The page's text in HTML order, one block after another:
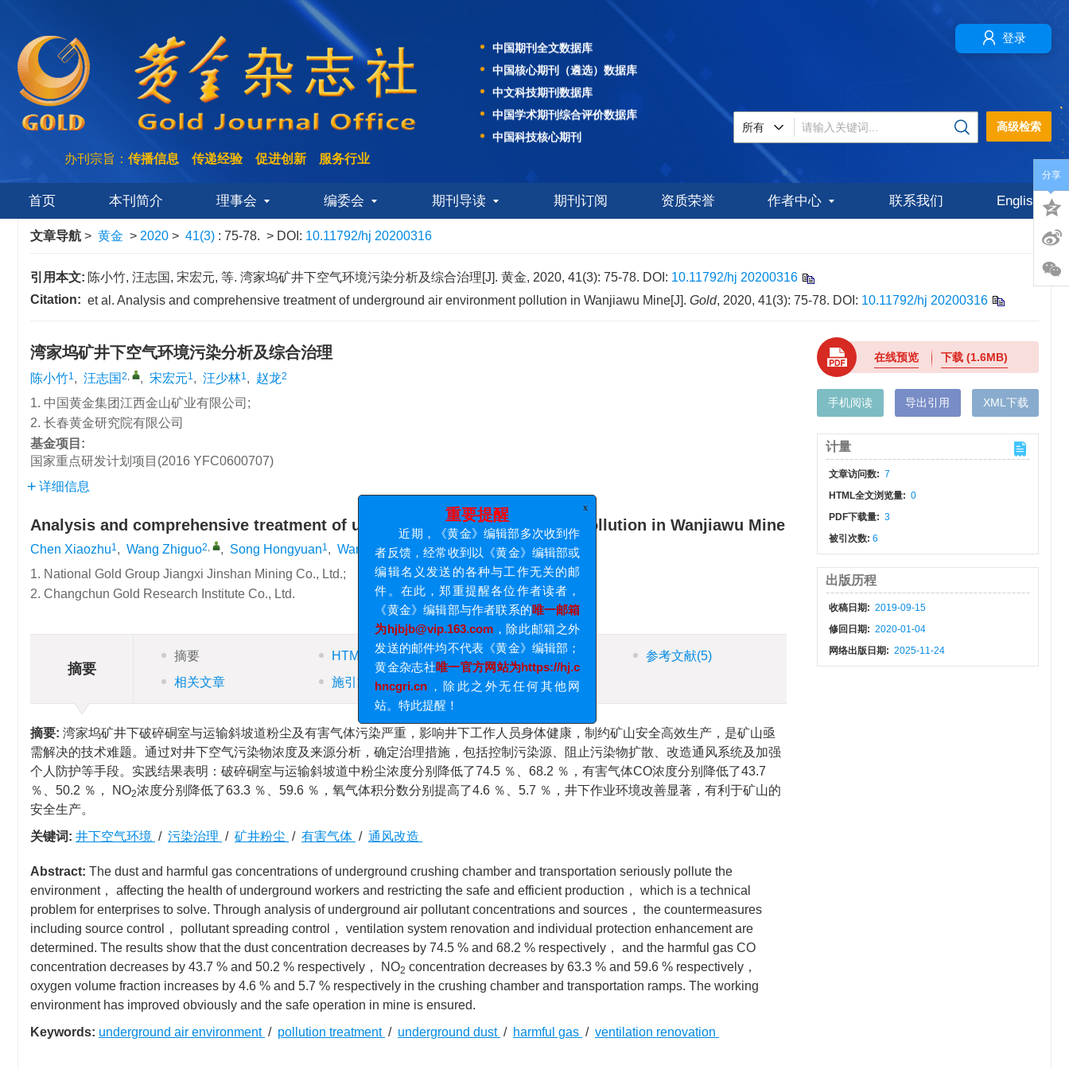
办刊宗旨： 传播信息 传递经验 促进创新 服务行业
WJCI科技期刊世界影响力指数报告
中国期刊全文数据库
中国核心期刊（遴选）数据库
中文科技期刊数据库
中国学术期刊综合评价数据库
中国科技核心期刊
日本科学技术振兴机构数据库（JST）
WJCI科技期刊世界影响力指数报告
中文科技期刊数据库
中国学术期刊综合评价数据库
登录
高级检索
首页 本刊简介 理事会 编委会 期刊导读 期刊订阅 资质荣誉 作者中心 联系我们 English
文章导航 > 黄金 > 2020 > 41(3) : 75-78. > DOI: 10.11792/hj 20200316
引用本文: 陈小竹, 汪志国, 宋宏元, 等. 湾家坞矿井下空气环境污染分析及综合治理[J]. 黄金, 2020, 41(3): 75-78. DOI: 10.11792/hj 20200316
Citation: et al. Analysis and comprehensive treatment of underground air environment pollution in Wanjiawu Mine[J]. Gold, 2020, 41(3): 75-78. DOI: 10.11792/hj 20200316
湾家坞矿井下空气环境污染分析及综合治理
陈小竹1, 汪志国2, , 宋宏元1, 汪少林1, 赵龙2
1. 中国黄金集团江西金山矿业有限公司;
2. 长春黄金研究院有限公司
基金项目:
国家重点研发计划项目(2016 YFC0600707)
详细信息
Analysis and comprehensive treatment of underground air environment pollution in Wanjiawu Mine
Chen Xiaozhu1, Wang Zhiguo2, , Song Hongyuan1, Wang Shaolin , Zhao Long2
1. National Gold Group Jiangxi Jinshan Mining Co., Ltd.;
2. Changchun Gold Research Institute Co., Ltd.
摘要
摘要 HTML全文 图(0)表(0) 参考文献(5)
相关文章
施引文献(6) 资源附件(0)
摘要: 湾家坞矿井下破碎硐室与运输斜坡道粉尘及有害气体污染严重，影响井下工作人员身体健康，制约矿山安全高效生产，是矿山亟
需解决的技术难题。通过对井下空气污染物浓度及来源分析，确定治理措施，包括控制污染源、阻止污染物扩散、改造通风系统及加强
个人防护等手段。实践结果表明：破碎硐室与运输斜坡道中粉尘浓度分别降低了74.5 ％、68.2 ％，有害气体CO浓度分别降低了43.7
％、50.2 ％， NO2浓度分别降低了63.3 ％、59.6 ％，氧气体积分数分别提高了4.6 ％、5.7 ％，井下作业环境改善显著，有利于矿山的
安全生产。
关键词: 井下空气环境 / 污染治理 / 矿井粉尘 / 有害气体 / 通风改造
Abstract: The dust and harmful gas concentrations of underground crushing chamber and transportation seriously pollute the
environment， affecting the health of underground workers and restricting the safe and efficient production， which is a technical
problem for enterprises to solve. Through analysis of underground air pollutant concentrations and sources， the countermeasures
including source control， pollutant spreading control， ventilation system renovation and individual protection enhancement are
determined. The results show that the dust concentration decreases by 74.5 % and 68.2 % respectively， and the harmful gas CO
concentration decreases by 43.7 % and 50.2 % respectively， NO2 concentration decreases by 63.3 % and 59.6 % respectively，
oxygen volume fraction increases by 4.6 % and 5.7 % respectively in the crushing chamber and transportation ramps. The working
environment has improved obviously and the safe operation in mine is ensured.
Keywords: underground air environment / pollution treatment / underground dust / harmful gas / ventilation renovation
在线预览 下载(1.6MB)
手机阅读 导出引用 XML下载
计量
文章访问数: 7
HTML全文浏览量: 0
PDF下载量: 3
被引次数:6
出版历程
收稿日期: 2019-09-15
修回日期: 2020-01-04
网络出版日期: 2025-11-24
分享
x
重要提醒
近期，《黄金》编辑部多次收到作
者反馈，经常收到以《黄金》编辑部或
编辑名义发送的各种与工作无关的邮
件。在此，郑重提醒各位作者读者，
《黄金》编辑部与作者联系的唯一邮箱
为hjbjb@vip.163.com，除此邮箱之外
发送的邮件均不代表《黄金》编辑部；
黄金杂志社唯一官方网站为https://hj.c
hncgri.cn，除此之外无任何其他网
站。特此提醒！